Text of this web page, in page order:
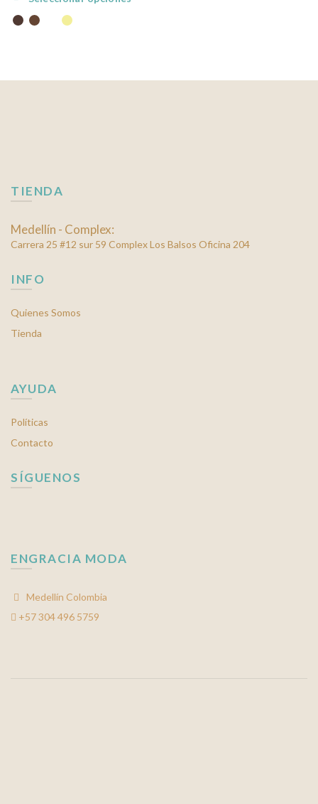
TIENDA
Medellín - Complex:
Carrera 25 #12 sur 59 Complex Los Balsos Oficina 204
INFO
Quienes Somos
Tienda
AYUDA
Políticas
Contacto
SÍGUENOS
ENGRACIA MODA
Medellín Colombia
+57 304 496 5759